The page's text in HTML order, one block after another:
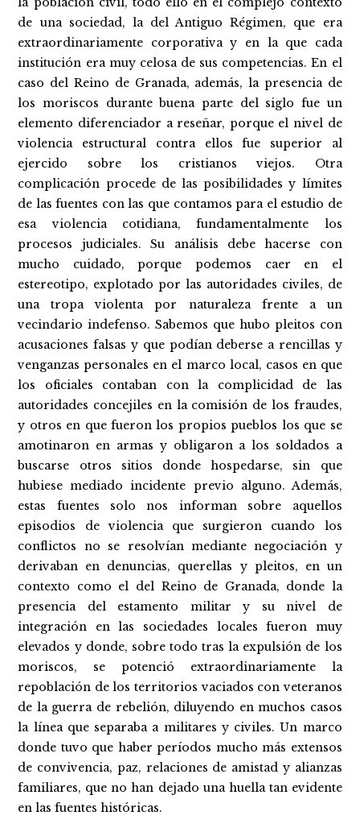
de una sociedad, la del Antiguo Régimen, que era
extraordinariamente corporativa y en la que cada
institución era muy celosa de sus competencias. En el
caso del Reino de Granada, además, la presencia de
los moriscos durante buena parte del siglo fue un
elemento diferenciador a reseñar, porque el nivel de
violencia estructural contra ellos fue superior al
ejercido sobre los cristianos viejos. Otra
complicación procede de las posibilidades y límites
de las fuentes con las que contamos para el estudio de
esa violencia cotidiana, fundamentalmente los
procesos judiciales. Su análisis debe hacerse con
mucho cuidado, porque podemos caer en el
estereotipo, explotado por las autoridades civiles, de
una tropa violenta por naturaleza frente a un
vecindario indefenso. Sabemos que hubo pleitos con
acusaciones falsas y que podían deberse a rencillas y
venganzas personales en el marco local, casos en que
los oficiales contaban con la complicidad de las
autoridades concejiles en la comisión de los fraudes,
y otros en que fueron los propios pueblos los que se
amotinaron en armas y obligaron a los soldados a
buscarse otros sitios donde hospedarse, sin que
hubiese mediado incidente previo alguno. Además,
estas fuentes solo nos informan sobre aquellos
episodios de violencia que surgieron cuando los
conflictos no se resolvían mediante negociación y
derivaban en denuncias, querellas y pleitos, en un
contexto como el del Reino de Granada, donde la
presencia del estamento militar y su nivel de
integración en las sociedades locales fueron muy
elevados y donde, sobre todo tras la expulsión de los
moriscos, se potenció extraordinariamente la
repoblación de los territorios vaciados con veteranos
de la guerra de rebelión, diluyendo en muchos casos
la línea que separaba a militares y civiles. Un marco
donde tuvo que haber períodos mucho más extensos
de convivencia, paz, relaciones de amistad y alianzas
familiares, que no han dejado una huella tan evidente
en las fuentes históricas.